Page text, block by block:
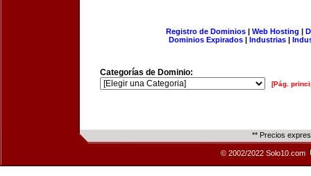
Registro de Dominios| Web Hosting |
Dominios Expirados | Industrias |
Categorías de Dominio:
[Pág.
** Precios
© 2002/2022 Solo10.com